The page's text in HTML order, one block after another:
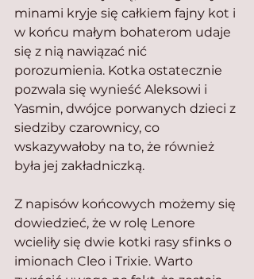
minami kryje się całkiem fajny kot i
w końcu małym bohaterom udaje
się z nią nawiązać nić
porozumienia. Kotka ostatecznie
pozwala się wynieść Aleksowi i
Yasmin, dwójce porwanych dzieci z
siedziby czarownicy, co
wskazywałoby na to, że również
była jej zakładniczką.
Z napisów końcowych możemy się
dowiedzieć, że w rolę Lenore
wcieliły się dwie kotki rasy sfinks o
imionach Cleo i Trixie. Warto